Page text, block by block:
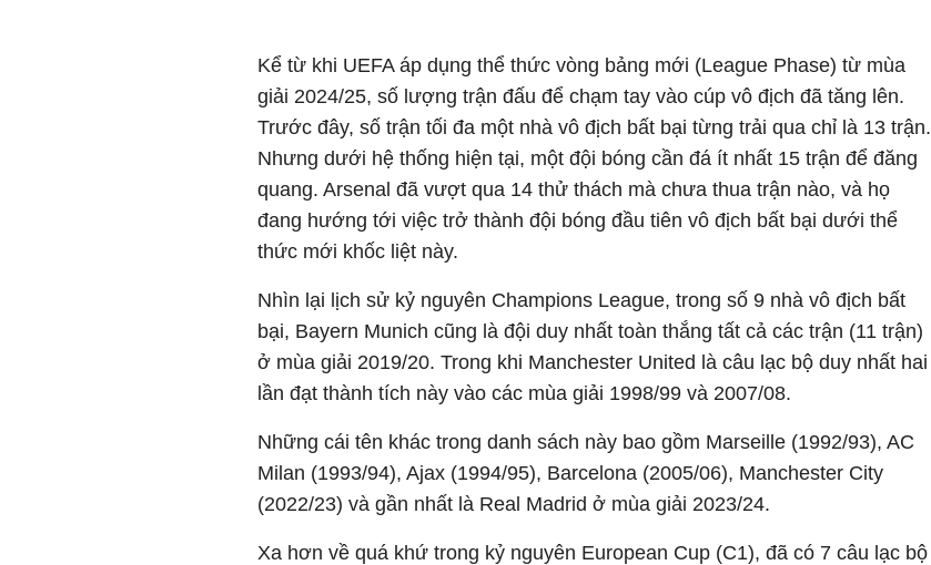
Kể từ khi UEFA áp dụng thể thức vòng bảng mới (League Phase) từ mùa
giải 2024/25, số lượng trận đấu để chạm tay vào cúp vô địch đã tăng lên.
Trước đây, số trận tối đa một nhà vô địch bất bại từng trải qua chỉ là 13 trận.
Nhưng dưới hệ thống hiện tại, một đội bóng cần đá ít nhất 15 trận để đăng
quang. Arsenal đã vượt qua 14 thử thách mà chưa thua trận nào, và họ
đang hướng tới việc trở thành đội bóng đầu tiên vô địch bất bại dưới thể
thức mới khốc liệt này.
Nhìn lại lịch sử kỷ nguyên Champions League, trong số 9 nhà vô địch bất
bại, Bayern Munich cũng là đội duy nhất toàn thắng tất cả các trận (11 trận)
ở mùa giải 2019/20. Trong khi Manchester United là câu lạc bộ duy nhất hai
lần đạt thành tích này vào các mùa giải 1998/99 và 2007/08.
Những cái tên khác trong danh sách này bao gồm Marseille (1992/93), AC
Milan (1993/94), Ajax (1994/95), Barcelona (2005/06), Manchester City
(2022/23) và gần nhất là Real Madrid ở mùa giải 2023/24.
Xa hơn về quá khứ trong kỷ nguyên European Cup (C1), đã có 7 câu lạc bộ